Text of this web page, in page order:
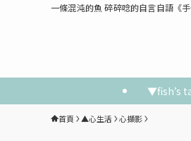
一條混沌的魚 碎碎唸的自言自語
▼fish’s
首頁 ▲心生活 心擷影